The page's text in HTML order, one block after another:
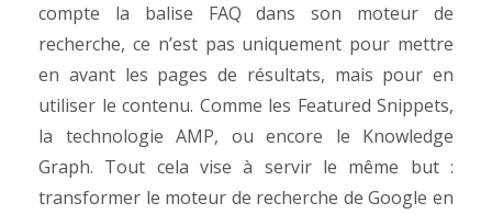
compte la balise FAQ dans son moteur de
recherche, ce n’est pas uniquement pour mettre
en avant les pages de résultats, mais pour en
utiliser le contenu. Comme les Featured Snippets,
la technologie AMP, ou encore le Knowledge
Graph. Tout cela vise à servir le même but :
transformer le moteur de recherche de Google en